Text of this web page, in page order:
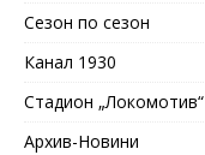
Сезон по сезон
Канал 1930
Стадион „Локомотив“
Архив-Новини